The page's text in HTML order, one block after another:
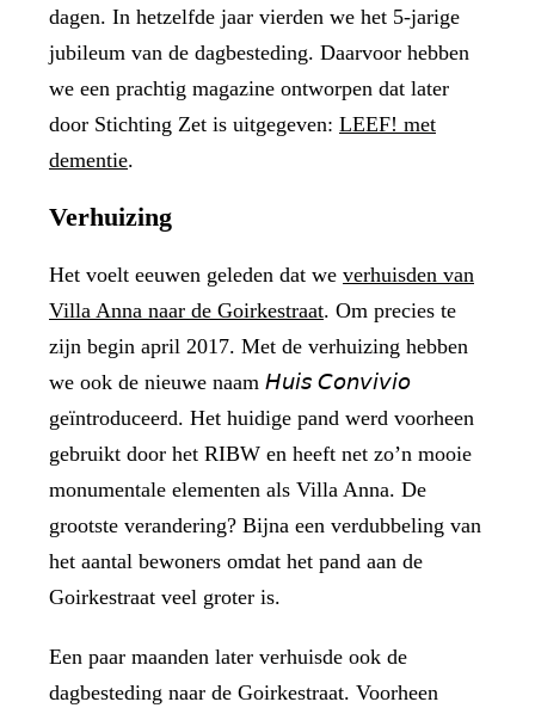
dagen. In hetzelfde jaar vierden we het 5-jarige
jubileum van de dagbesteding. Daarvoor hebben
we een prachtig magazine ontworpen dat later
door Stichting Zet is uitgegeven: LEEF! met
dementie.
Verhuizing
Het voelt eeuwen geleden dat we verhuisden van
Villa Anna naar de Goirkestraat. Om precies te
zijn begin april 2017. Met de verhuizing hebben
we ook de nieuwe naam 𝘏𝘶𝘪𝘴 𝘊𝘰𝘯𝘷𝘪𝘷𝘪𝘰
geïntroduceerd. Het huidige pand werd voorheen
gebruikt door het RIBW en heeft net zo’n mooie
monumentale elementen als Villa Anna. De
grootste verandering? Bijna een verdubbeling van
het aantal bewoners omdat het pand aan de
Goirkestraat veel groter is.
Een paar maanden later verhuisde ook de
dagbesteding naar de Goirkestraat. Voorheen